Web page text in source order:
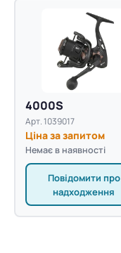
4000S
Арт. 1039017
Ціна за запитом
Немає в наявності
Повідомити про
надходження